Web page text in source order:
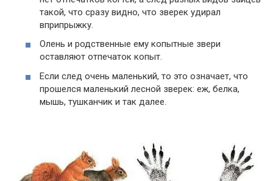
такой, что сразу видно, что зверек удирал
вприпрыжку.
Олень и родственные ему копытные звери
оставляют отпечаток копыт.
Если след очень маленький, то это означает, что
прошелся маленький лесной зверек: еж, белка,
мышь, тушканчик и так далее.